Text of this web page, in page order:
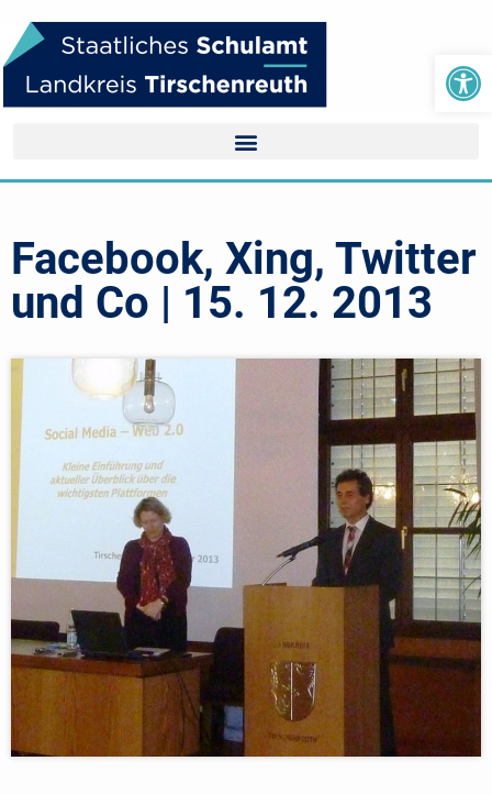
Facebook, Xing, Twitter
und Co | 15. 12. 2013